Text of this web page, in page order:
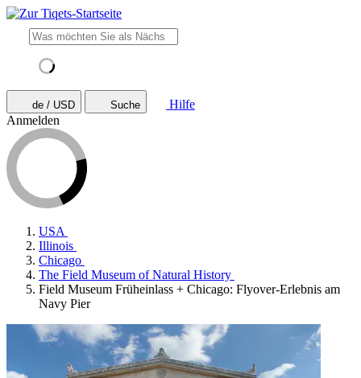
de / USD Suche
Hilfe
Anmelden
USA
Illinois
Chicago
The Field Museum of Natural History
Field Museum Früheinlass + Chicago: Flyover-Erlebnis am
Navy Pier